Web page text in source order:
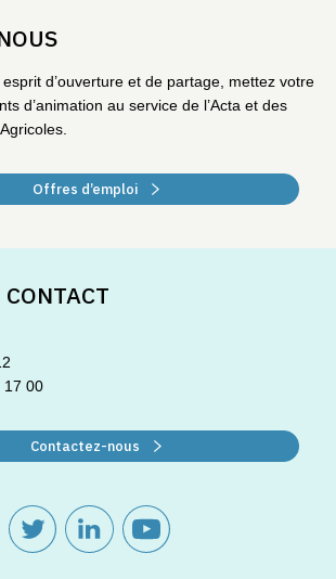
esprit d’ouverture et de partage, mettez votre
d’animation au service de l’Acta et des
Offres d’emploi
17 00
Contactez-nous